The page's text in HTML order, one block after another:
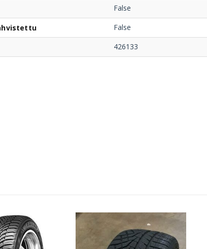
False
False
426133